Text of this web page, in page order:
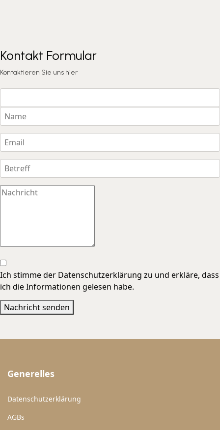
Kontakt Formular
Kontaktieren Sie uns hier
Ich stimme der Datenschutzerklärung zu und erkläre, dass
ich die Informationen gelesen habe.
Nachricht senden
Generelles
Datenschutzerklärung
AGBs